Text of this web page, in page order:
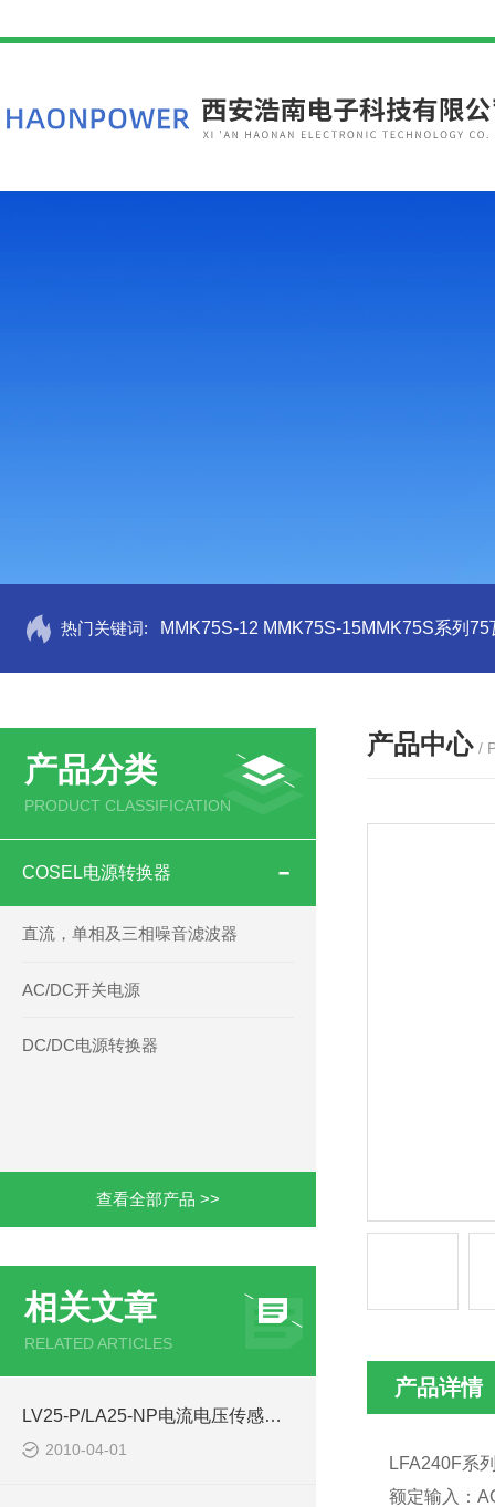
热门关键词: MMK75S-12 MMK75S-15MMK75S系列
产品分类
PRODUCT CLASSIFICATION
COSEL电源转换器
直流，单相及三相噪音滤波器
AC/DC开关电源
DC/DC电源转换器
查看全部产品 >>
相关文章
RELATED ARTICLES
LV25-P/LA25-NP电流电压传感器库存-西安浩南电子科技
2010-04-01
产品中心 /
产品详情
LFA240F系
额定输入：